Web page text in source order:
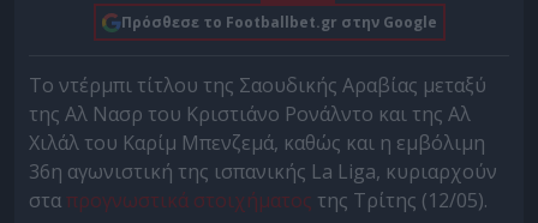
Πρόσθεσε το Footballbet.gr στην Google
Το ντέρμπι τίτλου της Σαουδικής Αραβίας μεταξύ
της Αλ Νασρ του Κριστιάνο Ρονάλντο και της Αλ
Χιλάλ του Καρίμ Μπενζεμά, καθώς και η εμβόλιμη
36η αγωνιστική της ισπανικής La Liga, κυριαρχούν
σταπρογνωστικά στοιχήματος της Τρίτης (12/05).